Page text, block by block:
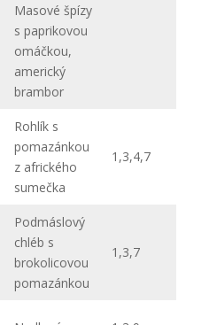
Masové špízy
s paprikovou
omáčkou,
americký
brambor
Rohlík s
pomazánkou
z afrického
sumečka
1,3,4,7
Podmáslový
chléb s
brokolicovou
pomazánkou
1,3,7